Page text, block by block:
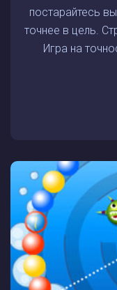
постарайтесь
точнее в цель.
Игра на